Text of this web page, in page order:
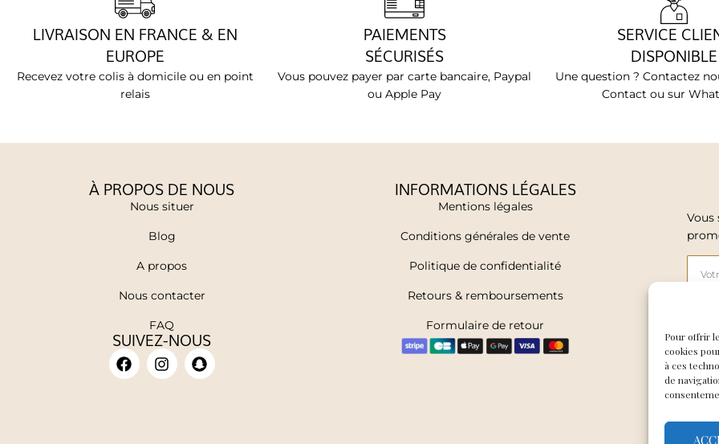
Pour offrir
cookies
à ces
de
LIVRAISON EN FRANCE & EN
EUROPE
Recevez votre colis à domicile ou en point
relais
PAIEMENTS
SÉCURISÉS
Vous pouvez payer par carte bancaire, Paypal
ou Apple Pay
SERVICE
DISPONIBLE
Une question ? Contactez
Contact ou sur
À PROPOS DE NOUS
Nous situer
Blog
A propos
Nous contacter
FAQ
SUIVEZ-NOUS
INFORMATIONS LÉGALES
Mentions légales
Conditions générales de vente
Politique de confidentialité
Retours & remboursements
Formulaire de retour
Vous